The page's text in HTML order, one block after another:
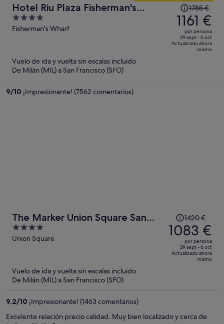
Hotel Riu Plaza Fisherman's
Wharf
4
out
Fisherman's Wharf
El
precio
era
de
1785 €,
1785 €
1161 €
por persona
29 sept - 6 oct
Actualizado ahora
mismo
Vuelo de ida y vuelta sin escalas incluido
De Milán (MIL) a San Francisco (SFO)
9/10 ¡Impresionante! (7562 comentarios)
The Marker Union Square San
Francisco
4
out
Union Square
precio
era
1420 €,
persona
1420 €
1083 €
por persona
29 sept - 6 oct
Actualizado ahora
mismo
Vuelo de ida y vuelta sin escalas incluido
De Milán (MIL) a San Francisco (SFO)
9,2/10 ¡Impresionante! (1463 comentarios)
Excelente relación precio calidad. Muy bien localizado y cerca de